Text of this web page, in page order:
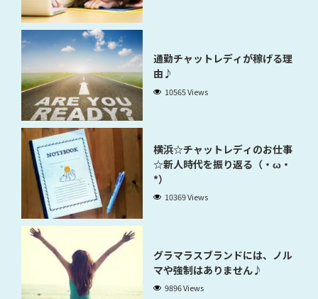
通勤チャットレディが稼げる理
由♪
10565 Views
横浜☆チャットレディのお仕事
☆新人時代を振り返る（・ω・
*）
10369 Views
グラマラスブランドには、ノル
マや強制はありません♪
9896 Views